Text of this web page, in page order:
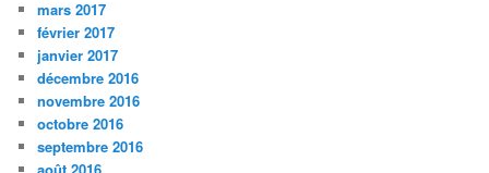
mars 2017
février 2017
janvier 2017
décembre 2016
novembre 2016
octobre 2016
septembre 2016